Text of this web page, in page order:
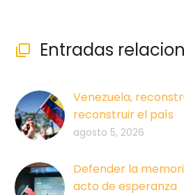
 Entradas
Venezuela,
reconstruir el país
agosto 5, 2026
Defender la
acto de esperanza